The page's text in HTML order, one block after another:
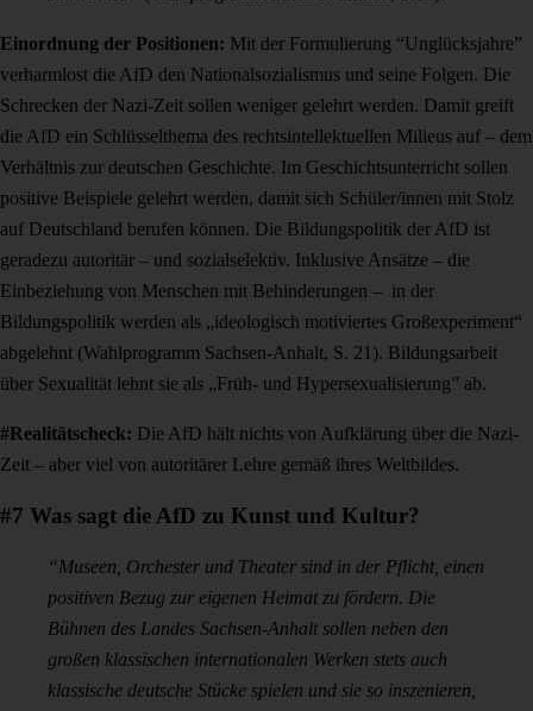
Einordnung der Positionen: Mit der Formulierung “Unglücksjahre”
verharmlost die AfD den Nationalsozialismus und seine Folgen. Die
Schrecken der Nazi-Zeit sollen weniger gelehrt werden. Damit greift
die AfD ein Schlüsselthema des rechtsintellektuellen Milieus auf – dem
Verhältnis zur deutschen Geschichte. Im Geschichtsunterricht sollen
positive Beispiele gelehrt werden, damit sich Schüler/innen mit Stolz
auf Deutschland berufen können. Die Bildungspolitik der AfD ist
geradezu autoritär – und sozialselektiv. Inklusive Ansätze – die
Einbeziehung von Menschen mit Behinderungen – in der
Bildungspolitik werden als „ideologisch motiviertes Großexperiment“
abgelehnt (Wahlprogramm Sachsen-Anhalt, S. 21). Bildungsarbeit
über Sexualität lehnt sie als „Früh- und Hypersexualisierung” ab.
#Realitätscheck: Die AfD hält nichts von Aufklärung über die Nazi-
Zeit – aber viel von autoritärer Lehre gemäß ihres Weltbildes.
#7 Was sagt die AfD zu Kunst und Kultur?
“Museen, Orchester und Theater sind in der Pflicht, einen
positiven Bezug zur eigenen Heimat zu fördern. Die
Bühnen des Landes Sachsen-Anhalt sollen neben den
großen klassischen internationalen Werken stets auch
klassische deutsche Stücke spielen und sie so inszenieren,